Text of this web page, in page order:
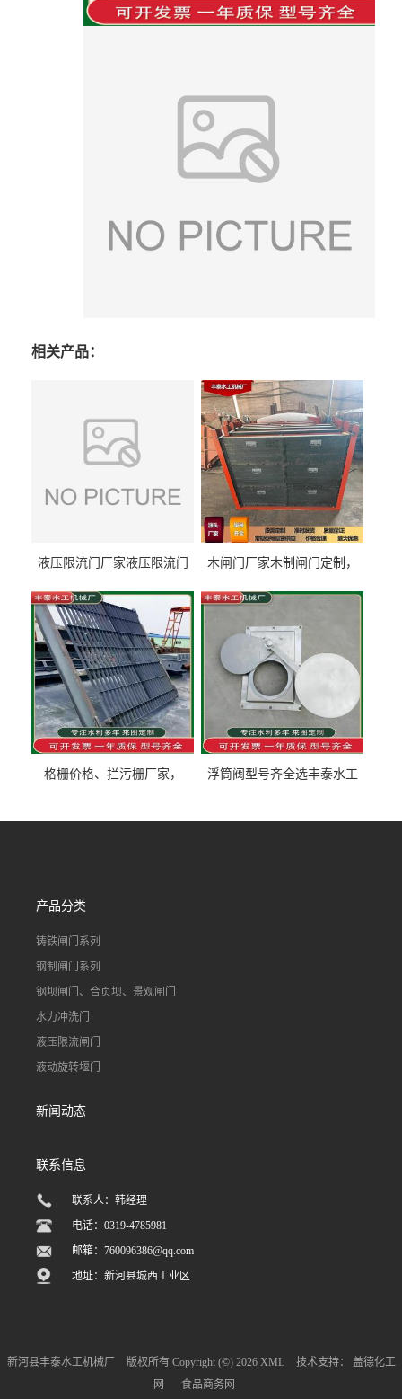
相关产品：
液压限流门厂家液压限流门
泰制造
木闸门厂家木制闸门定制，
型号齐全
格栅价格、拦污栅厂家，
浮筒阀型号齐全选丰泰水工
道水库电站污水处理钢制闸
产品分类
铸铁闸门系列
钢制闸门系列
钢坝闸门、合页坝、景观闸门
水力冲洗门
液压限流闸门
液动旋转堰门
新闻动态
联系信息
联系人：韩经理
电话：0319-4785981
邮箱：760096386@qq.com
地址：新河县城西工业区
新河县丰泰水工机械厂 版权所有 Copyright (©) 2026 XML 技术支持：
盖德化工
网
食品商务网